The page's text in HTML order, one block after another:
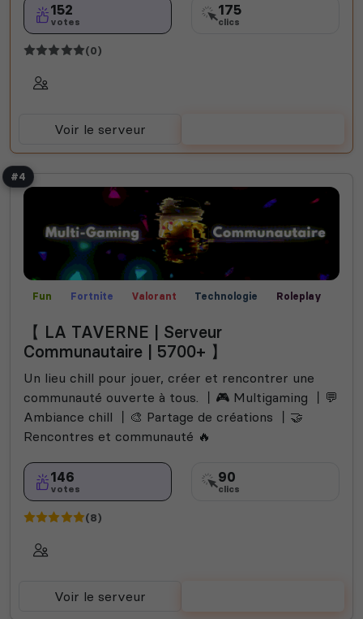
152
votes
175
clics
(0)
Voir le serveur
#4
Fun Fortnite Valorant Technologie
Roleplay
Créatif
Films Bot Musique Rencontre
Jeux
Among Us Helldivers 2
【 LA TAVERNE | Serveur
Communautaire | 5700+ 】
Un lieu chill pour jouer, créer et rencontrer une
communauté ouverte à tous. 丨🎮 Multigaming 丨💬
Ambiance chill 丨🎨 Partage de créations 丨🤝
Rencontres et communauté 🔥
146
votes
90
clics
(8)
Voir le serveur